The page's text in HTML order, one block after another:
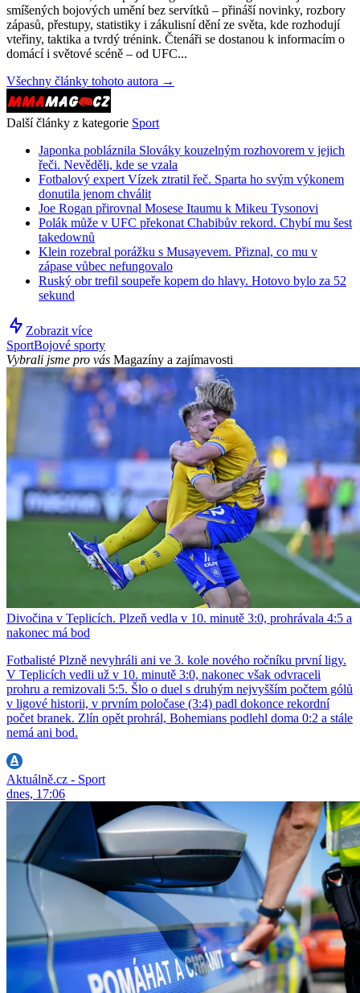
smíšených bojových umění bez servítků – přináší novinky, rozbory
zápasů, přestupy, statistiky i zákulisní dění ze světa, kde rozhodují
vteřiny, taktika a tvrdý trénink. Čtenáři se dostanou k informacím o
domácí i světové scéně – od UFC...
Všechny články tohoto autora →
Další články z kategorie Sport
Japonka pobláznila Slováky kouzelným rozhovorem v jejich
řeči. Nevěděli, kde se vzala
Fotbalový expert Vízek ztratil řeč. Sparta ho svým výkonem
donutila jenom chválit
Joe Rogan přirovnal Mosese Itaumu k Mikeu Tysonovi
Polák může v UFC překonat Chabibův rekord. Chybí mu šest
takedownů
Klein rozebral porážku s Musayevem. Přiznal, co mu v
zápase vůbec nefungovalo
Ruský obr trefil soupeře kopem do hlavy. Hotovo bylo za 52
sekund
Zobrazit více
SportBojové sporty
Vybrali jsme pro vás Magazíny a zajímavosti
Divočina v Teplicích. Plzeň vedla v 10. minutě 3:0, prohrávala 4:5 a
nakonec má bod
Fotbalisté Plzně nevyhráli ani ve 3. kole nového ročníku první ligy.
V Teplicích vedli už v 10. minutě 3:0, nakonec však odvraceli
prohru a remizovali 5:5. Šlo o duel s druhým nejvyšším počtem gólů
v ligové historii, v prvním poločase (3:4) padl dokonce rekordní
počet branek. Zlín opět prohrál, Bohemians podlehl doma 0:2 a stále
nemá ani bod.
Aktuálně.cz - Sport
dnes, 17:06